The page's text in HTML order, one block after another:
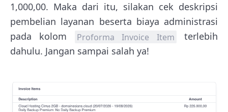
1,000,00. Maka dari itu, silakan cek deskripsi
pembelian layanan beserta biaya administrasi
pada kolom
Proforma Invoice Item
terlebih
dahulu. Jangan sampai salah ya!